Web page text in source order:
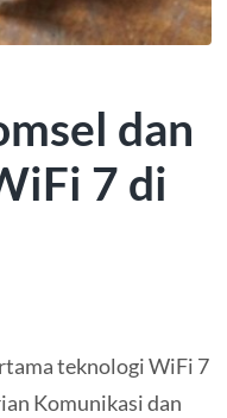
dan
7 di
teknologi WiFi 7
Komunikasi dan